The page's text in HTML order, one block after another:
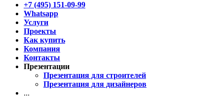
+7 (495) 151-09-99
Whatsapp
Услуги
Проекты
Как купить
Компания
Контакты
Презентации
Презентация для строителей
Презентация для дизайнеров
...